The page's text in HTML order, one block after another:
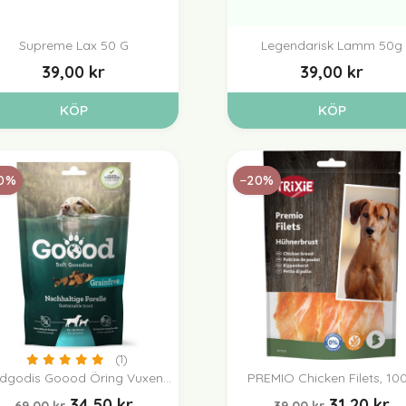
Snabbvy
Supreme Lax 50 G
39,00 kr
KÖP
Snabbvy
Legendarisk Lamm 50g
39,00 kr
KÖP
Snabbvy
Goood Öring Vuxen...
(1)
Snabbvy
PREMIO Chicken Filets,
−20%